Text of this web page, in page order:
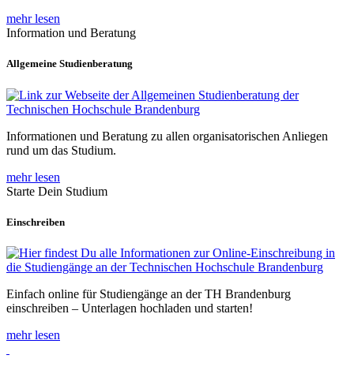
mehr lesen
Information und Beratung
Allgemeine Studienberatung
Informationen und Beratung zu allen organisatorischen Anliegen
rund um das Studium.
mehr lesen
Starte Dein Studium
Einschreiben
Einfach online für Studiengänge an der TH Brandenburg
einschreiben – Unterlagen hochladen und starten!
mehr lesen